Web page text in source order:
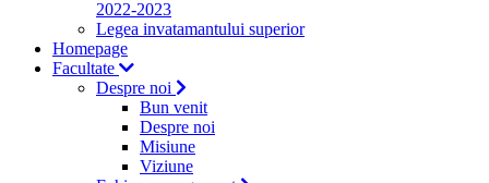
2022-2023
Legea invatamantului superior
Homepage
Facultate
Despre noi
Bun venit
Despre noi
Misiune
Viziune